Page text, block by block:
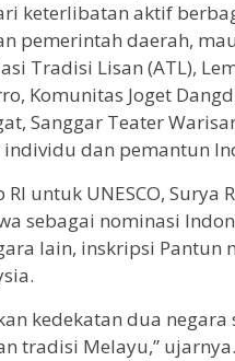
keterlibatan aktif
pemerintah daerah,
Tradisi Lisan (ATL),
Komunitas Joget
Sanggar Teater
individu dan pemantun
untuk UNESCO,
sebagai nominasi
lain, inskripsi
kedekatan dua
tradisi Melayu,” ujarnya.